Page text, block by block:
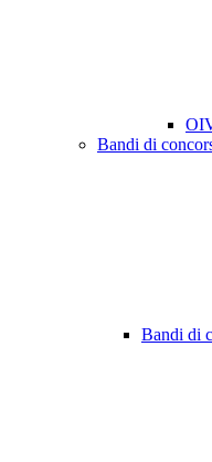
Bandi di
Bandi di